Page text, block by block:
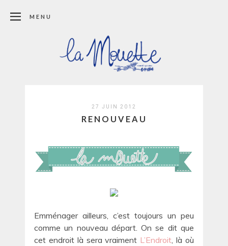
MENU
27 JUIN 2012
RENOUVEAU
Emménager ailleurs, c’est toujours un peu
comme un nouveau départ. On se dit que
cet endroit là sera vraiment L’Endroit, là où